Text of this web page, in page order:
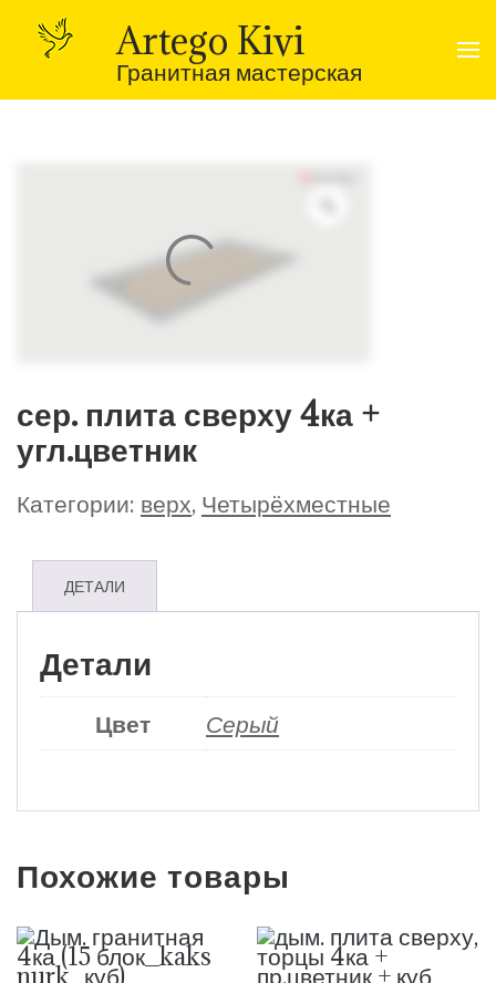
содержимому
(нажмите
Artego Kivi
Гранитная мастерская
сер. плита сверху 4ка +
угл.цветник
Категории: верх, Четырёхместные
ДЕТАЛИ
Детали
Цвет Серый
Похожие товары